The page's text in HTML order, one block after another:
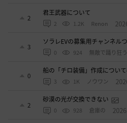
2
君王武器について
2 1.2K Renon
3
ソラレEVの募集用チャンネル
0 924 無敵で踊り狂
0
船の「チロ装備」作成について
3 1K ノウワン
2
砂漠の光が交換できない
0 928 倉庫の